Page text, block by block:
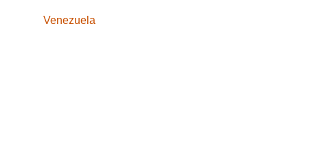
Venezuela